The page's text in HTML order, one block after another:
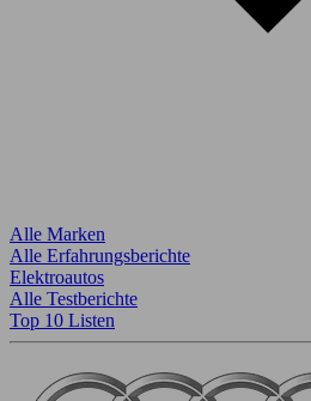
Alle Marken
Alle Erfahrungsberichte
Elektroautos
Alle Testberichte
Top 10 Listen